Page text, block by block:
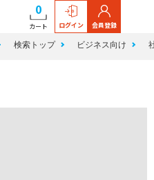
0
カート ログイン 会員登録
検索トップ ビジネス向け